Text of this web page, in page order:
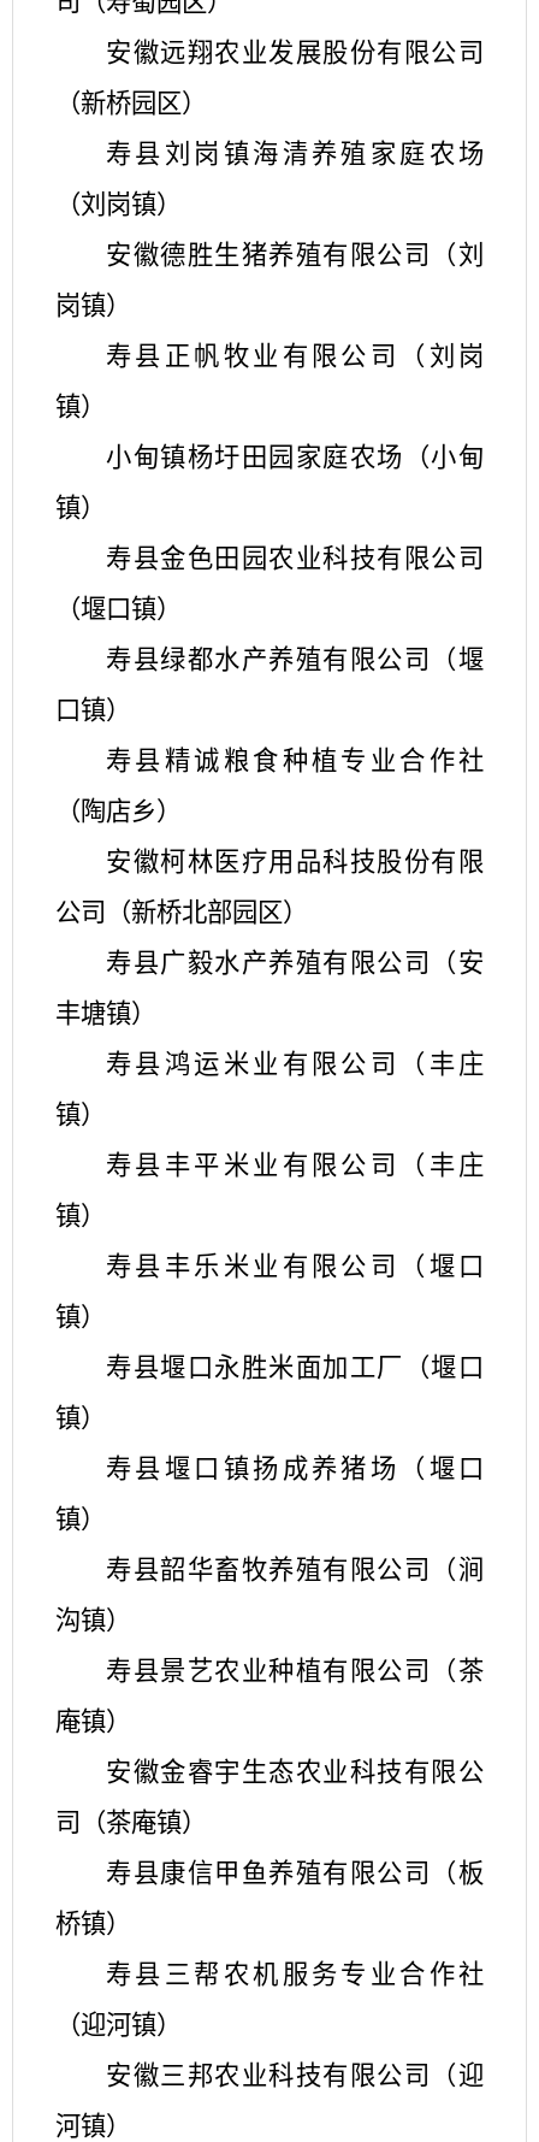
安徽远翔农业发展股份有限公司
（新桥园区）
寿县刘岗镇海清养殖家庭农场
（刘岗镇）
安徽德胜生猪养殖有限公司（刘
岗镇）
寿县正帆牧业有限公司（刘岗
镇）
小甸镇杨圩田园家庭农场（小甸
镇）
寿县金色田园农业科技有限公司
（堰口镇）
寿县绿都水产养殖有限公司（堰
口镇）
寿县精诚粮食种植专业合作社
（陶店乡）
安徽柯林医疗用品科技股份有限
公司（新桥北部园区）
寿县广毅水产养殖有限公司（安
丰塘镇）
寿县鸿运米业有限公司（丰庄
镇）
寿县丰平米业有限公司（丰庄
镇）
寿县丰乐米业有限公司（堰口
镇）
寿县堰口永胜米面加工厂（堰口
镇）
寿县堰口镇扬成养猪场（堰口
镇）
寿县韶华畜牧养殖有限公司（涧
沟镇）
寿县景艺农业种植有限公司（茶
庵镇）
安徽金睿宇生态农业科技有限公
司（茶庵镇）
寿县康信甲鱼养殖有限公司（板
桥镇）
寿县三帮农机服务专业合作社
（迎河镇）
安徽三邦农业科技有限公司（迎
河镇）